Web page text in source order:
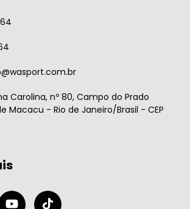
Carolina, nº 80, Campo do Prado
Macacu - Rio de Janeiro/Brasil - CEP